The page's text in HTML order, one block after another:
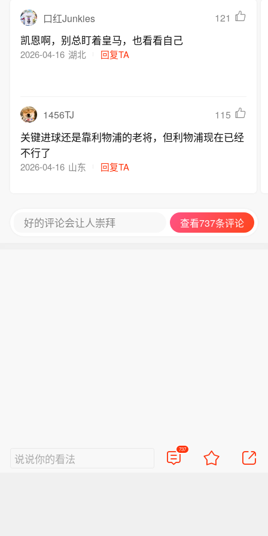
口红Junkies 121
凯恩啊，别总盯着皇马，也看看自己
2026-04-16 湖北 回复TA
1456TJ 115
关键进球还是靠利物浦的老将，但利物浦现在已经
不行了
2026-04-16 山东 回复TA
好的评论会让人崇拜 查看737条评论
说说你的看法
737